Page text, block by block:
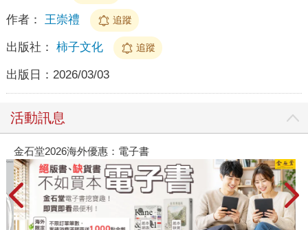
作者： 王崇禮 追蹤
出版社： 柿子文化 追蹤
出版日： 2026/03/03
活動訊息
金石堂2026海外優惠：電子書